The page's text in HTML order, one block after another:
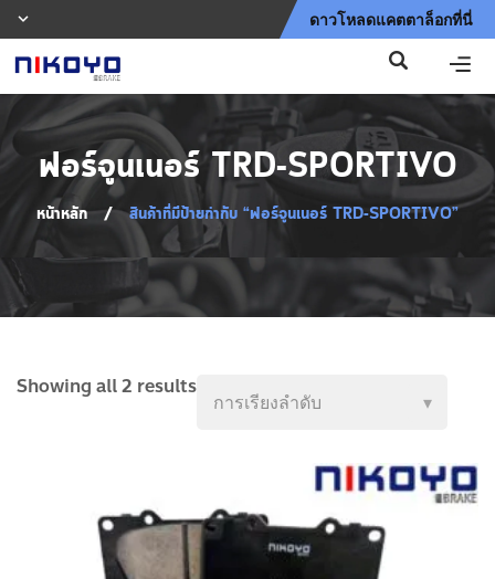
ดาวโหลดแคตตาล็อกที่นี่
ฟอร์จูนเนอร์ TRD-SPORTIVO
หน้าหลัก / สินค้าที่มีป้ายกำกับ “ฟอร์จูนเนอร์ TRD-SPORTIVO”
Showing all 2 results